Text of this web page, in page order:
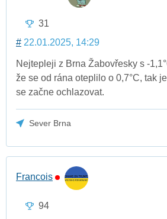
31
# 22.01.2025, 14:29
Nejtepleji z Brna Žabovřesky s -
že se od rána oteplilo o 0,7°C, tak
se začne ochlazovat.
Sever Brna
Francois
94